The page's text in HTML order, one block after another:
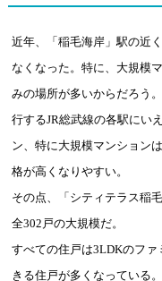
近年、「稲毛海岸」駅の近
なくなった。特に、大規模
みの場所が多いからだろう
行するJR総武線の各駅にい
ン、特に大規模マンション
格が高くなりやすい。
その点、「シティテラス稲
全302戸の大規模だ。
すべての住戸は3LDKのフ
きる住戸が多くなっている。